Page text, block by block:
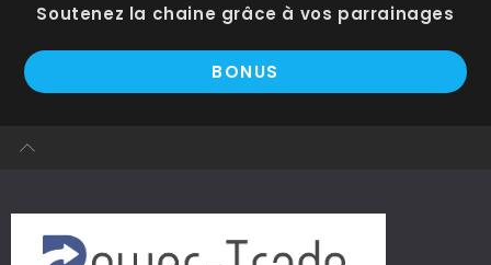
Soutenez la chaine grâce à vos parrainages
BONUS